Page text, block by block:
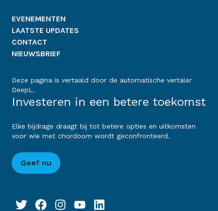
EVENEMENTEN
LAATSTE UPDATES
CONTACT
NIEUWSBRIEF
Deze pagina is vertaald door de automatische vertaler
DeepL.
Investeren in een betere toekomst
Elke bijdrage draagt bij tot betere opties en uitkomsten
voor wie met chordoom wordt geconfronteerd.
Geef nu